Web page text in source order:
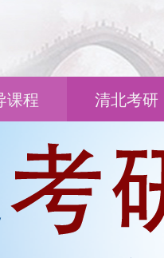
课程 清北考研